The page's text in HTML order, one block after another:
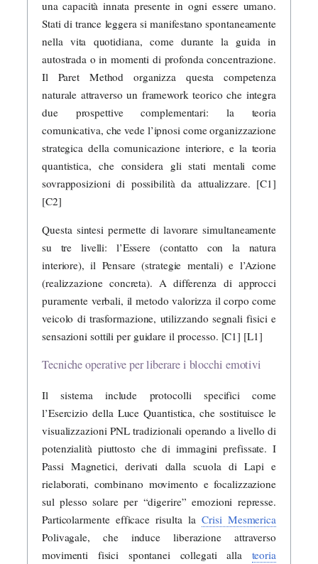
una capacità innata presente in ogni essere umano.
Stati di trance leggera si manifestano spontaneamente
nella vita quotidiana, come durante la guida in
autostrada o in momenti di profonda concentrazione.
Il Paret Method organizza questa competenza
naturale attraverso un framework teorico che integra
due prospettive complementari: la teoria
comunicativa, che vede l’ipnosi come organizzazione
strategica della comunicazione interiore, e la teoria
quantistica, che considera gli stati mentali come
sovrapposizioni di possibilità da attualizzare. [C1]
[C2]
Questa sintesi permette di lavorare simultaneamente
su tre livelli: l’Essere (contatto con la natura
interiore), il Pensare (strategie mentali) e l’Azione
(realizzazione concreta). A differenza di approcci
puramente verbali, il metodo valorizza il corpo come
veicolo di trasformazione, utilizzando segnali fisici e
sensazioni sottili per guidare il processo. [C1] [L1]
Tecniche operative per liberare i blocchi emotivi
Il sistema include protocolli specifici come
l’Esercizio della Luce Quantistica, che sostituisce le
visualizzazioni PNL tradizionali operando a livello di
potenzialità piuttosto che di immagini prefissate. I
Passi Magnetici, derivati dalla scuola di Lapi e
rielaborati, combinano movimento e focalizzazione
sul plesso solare per “digerire” emozioni represse.
Particolarmente efficace risulta laCrisi Mesmerica
Polivagale, che induce liberazione attraverso
movimenti fisici spontanei collegati alla teoria